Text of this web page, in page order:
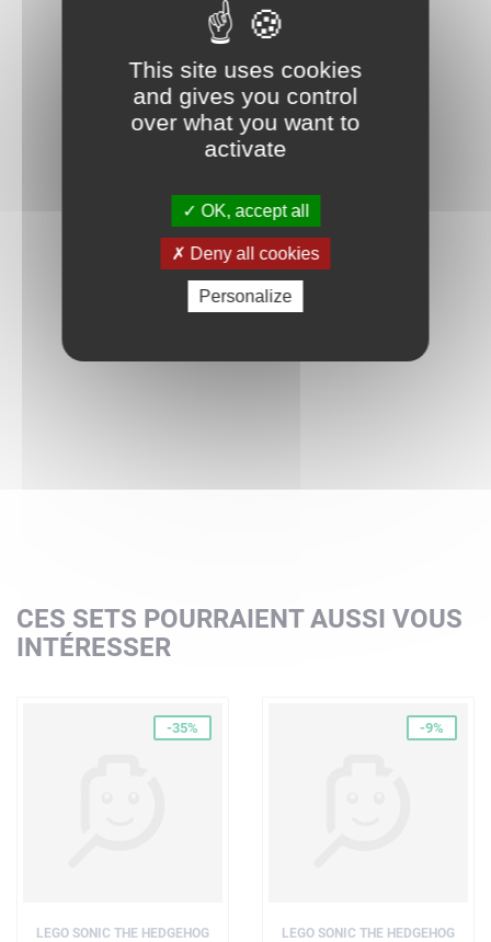
CES SETS POURRAIENT AUSSI VOUS
INTÉRESSER
-35%
LEGO SONIC THE HEDGEHOG
-9%
LEGO SONIC THE HEDGEHOG
This site uses cookies
and gives you control
over what you want to
activate
OK, accept all
Deny all cookies
Personalize